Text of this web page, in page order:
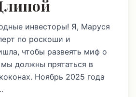
инвесторы! Я, Маруся
по роскоши и
чтобы развеять миф о
должны прятаться в
Ноябрь 2025 года